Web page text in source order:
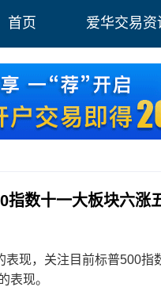
首页 爱华交易资
指数十一大板块六涨
，关注目前标普500指
表现。